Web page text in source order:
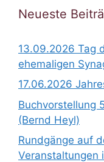
Neueste
13.09.2026 Tag
ehemaligen
17.06.2026
Buchvorstellung
(Bernd Heyl)
Rundgänge auf
Veranstaltungen